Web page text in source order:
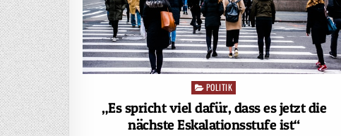
Posted
in
POLITIK
„Es spricht viel dafür, dass es jetzt die
nächste Eskalationsstufe ist“